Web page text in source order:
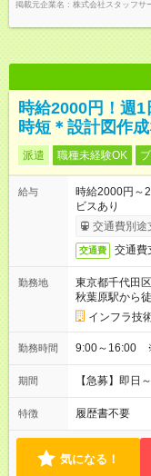
掲載元企業名
株式会社スタッフ
時給2000円！週1
時短＊設計図作
派遣 職種未経験OK
給与
時給2000円～
ビスあり
交通費別途
交通費 交通費
勤務地
東京都千代田区
秋葉原駅から
インフラ技
勤務時間 9:00～16:00 ※
期間 【急募】即日
特徴 履歴書不要
気になる！